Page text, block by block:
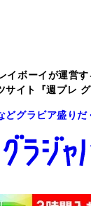
イボーイが運営
サイト『週プレ グ
どグラビア盛りだ